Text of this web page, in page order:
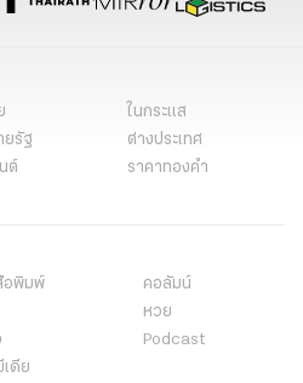
ในกระแส
ยรัฐ
ต่างประเทศ
ต์
ราคาทองคำ
อพิมพ์
คอลัมน์
หวย
Podcast
ดีย